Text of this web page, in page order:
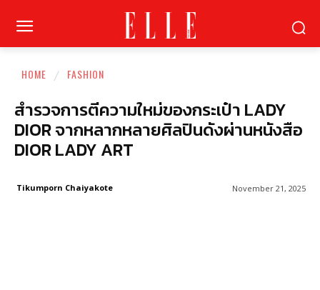
HOME FASHION
สำรวจการตีความใหม่ของกระเป๋า LADY
DIOR จากหลากหลายศิลปินดังผ่านหนังสือ
DIOR LADY ART
November 21, 2025
Tikumporn Chaiyakote